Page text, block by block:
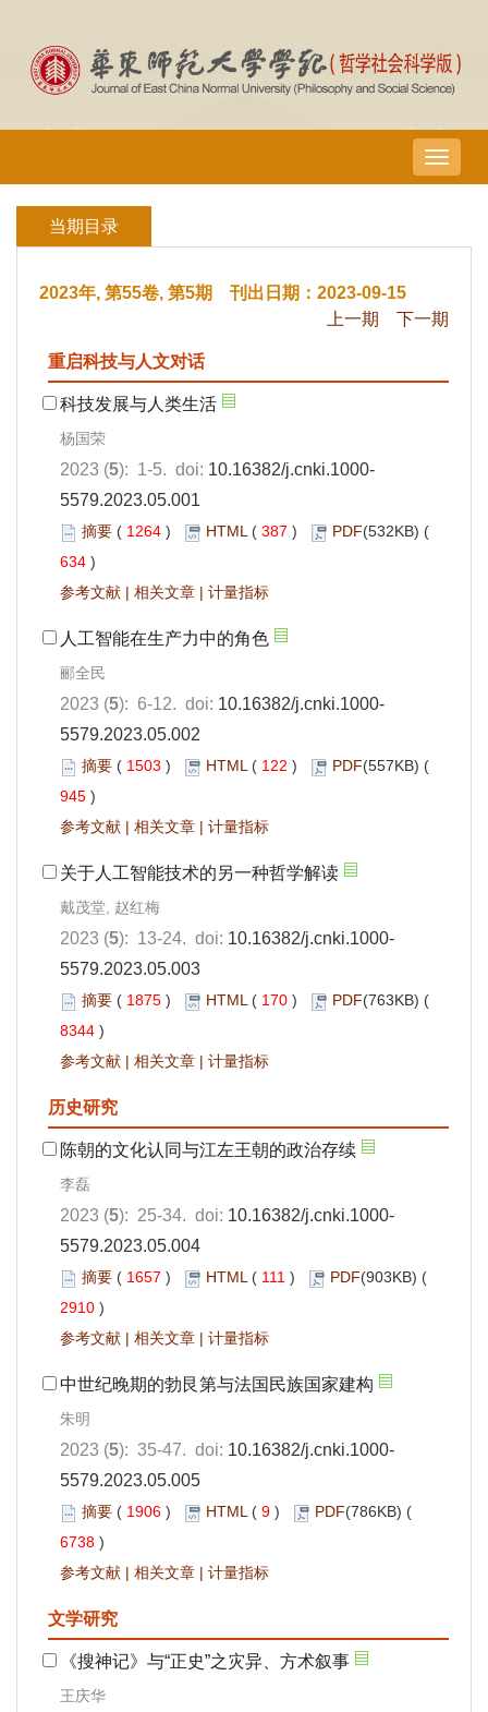
导
航
当期目录
2023年, 第55卷, 第5期 刊出日期：2023-09-15
上一期
下一期
重启科技与人文对话
科技发展与人类生活
杨国荣
2023 (5): 1-5. doi: 10.16382/j.cnki.1000-
5579.2023.05.001
摘要 ( 1264 ) HTML( 387 ) PDF(532KB) (
634 )
参考文献 | 相关文章 | 计量指标
人工智能在生产力中的角色
郦全民
2023 (5): 6-12. doi: 10.16382/j.cnki.1000-
5579.2023.05.002
摘要 ( 1503 ) HTML( 122 ) PDF(557KB) (
945 )
参考文献 | 相关文章 | 计量指标
关于人工智能技术的另一种哲学解读
戴茂堂, 赵红梅
2023 (5): 13-24. doi: 10.16382/j.cnki.1000-
5579.2023.05.003
摘要 ( 1875 ) HTML( 170 ) PDF(763KB) (
8344 )
参考文献 | 相关文章 | 计量指标
历史研究
陈朝的文化认同与江左王朝的政治存续
李磊
2023 (5): 25-34. doi: 10.16382/j.cnki.1000-
5579.2023.05.004
摘要 ( 1657 ) HTML( 111 ) PDF(903KB) (
2910 )
参考文献 | 相关文章 | 计量指标
中世纪晚期的勃艮第与法国民族国家建构
朱明
2023 (5): 35-47. doi: 10.16382/j.cnki.1000-
5579.2023.05.005
摘要 ( 1906 ) HTML( 9 ) PDF(786KB) (
6738 )
参考文献 | 相关文章 | 计量指标
文学研究
《搜神记》与“正史”之灾异、方术叙事
王庆华